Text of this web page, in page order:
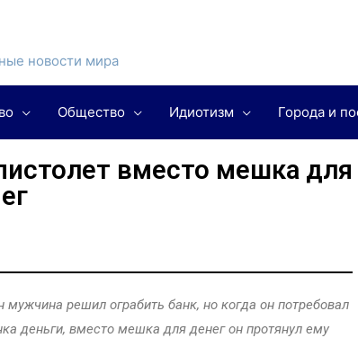
новости мира
Общество Идиотизм Города и
вместо мешка для
мужчина решил ограбить банк, но когда он потребовал
деньги, вместо мешка для денег он протянул ему